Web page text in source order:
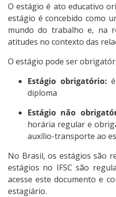
O estágio é ato educativo
estágio é concebido como
mundo do trabalho e, na
atitudes no contexto das
O estágio pode ser
Estágio obrigatório:
diploma
Estágio não
horária regular e
auxílio-transporte ao
No Brasil, os estágios são
estágios no IFSC são
acesse este documento e
estagiário.